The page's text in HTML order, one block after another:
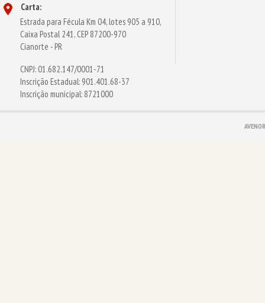
Carta:
Estrada para Fécula Km 04, lotes 905 a 910,
Caixa Postal 241, CEP 87200-970
Cianorte - PR
CNPJ: 01.682.147/0001-71
Inscrição Estadual: 901.401.68-37
Inscrição municipal: 8721000